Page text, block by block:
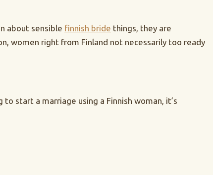
about sensible finnish bride things, they are
women right from Finland not necessarily too ready
start a marriage using a Finnish woman, it’s